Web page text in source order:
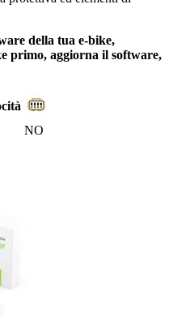
della tua e-bike,
primo, aggiorna il software,
NO